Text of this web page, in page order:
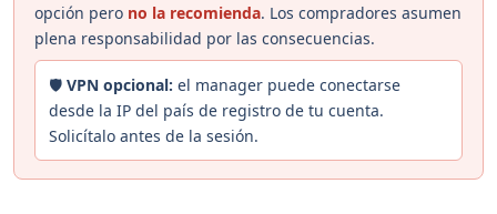
opción pero no la recomienda. Los compradores asumen
plena responsabilidad por las consecuencias.
🛡️ VPN opcional: el manager puede conectarse
desde la IP del país de registro de tu cuenta.
Solicítalo antes de la sesión.